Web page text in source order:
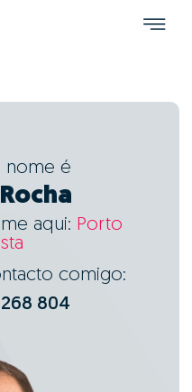
nome é
aqui: Porto
comigo:
268 804